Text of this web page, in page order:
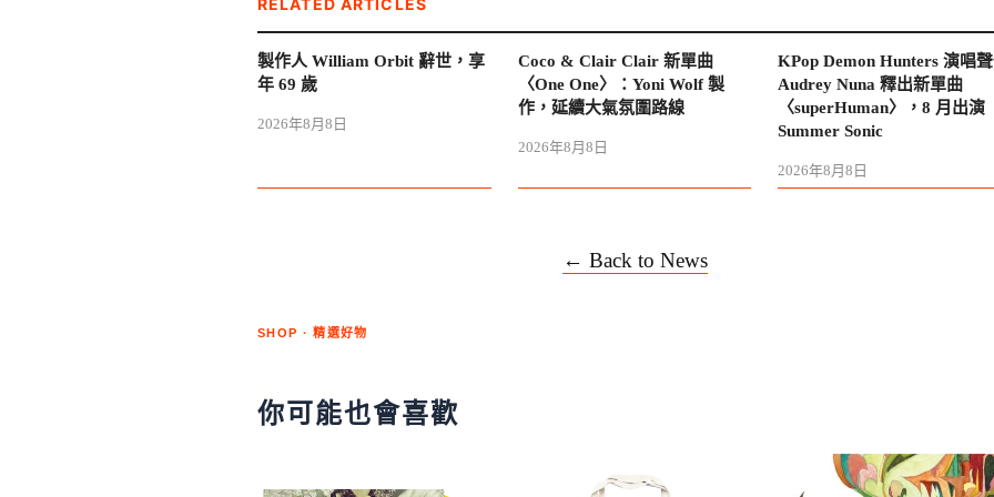
RELATED ARTICLES
製作人 William Orbit 辭世，享
年 69 歲
2026年8月8日
Coco & Clair Clair 新單曲
〈One One〉：Yoni Wolf 製
作，延續大氣氛圍路線
2026年8月8日
KPop Demon Hunters 演唱
Audrey Nuna 釋出新單曲
〈superHuman〉，8 月出演
Summer Sonic
2026年8月8日
← Back to News
SHOP · 精選好物
你可能也會喜歡